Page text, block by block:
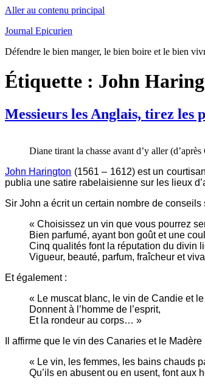
Aller au contenu principal
Journal Epicurien
Défendre le bien manger, le bien boire et le bien
Étiquette : John
Messieurs les Anglais, tirez les
Diane tirant la chasse avant d’y aller
John Harington (1561 – 1612) est un
publia une satire rabelaisienne sur les lieux
Sir John a écrit un certain nombre de conseils
« Choisissez un vin que vous pourrez
Bien parfumé, ayant bon goût et une
Cinq qualités font la réputation du divin
Vigueur, beauté, parfum, fraîcheur et
Et également :
« Le muscat blanc, le vin de Candie et
Donnent à l’homme de l’esprit,
Et la rondeur au corps… »
Il affirme que le vin des Canaries et le
« Le vin, les femmes, les bains chauds
Qu’ils en abusent ou en usent, font aux